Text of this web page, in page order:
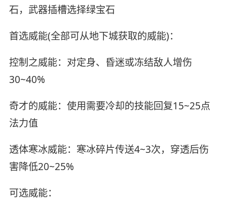
石，武器插槽选择绿宝石
首选威能(全部可从地下城获取的威能)：
控制之威能：对定身、昏迷或冻结敌人增伤
30~40%
奇才的威能：使用需要冷却的技能回复15~25点
法力值
透体寒冰威能：寒冰碎片传送4~3次，穿透后伤
害降低20~25%
可选威能：